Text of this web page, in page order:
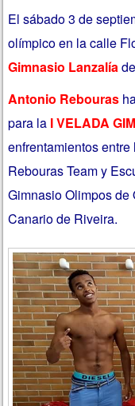
El sábado 3 de
olímpico en la calle
Gimnasio Lanzalía
Antonio Rebouras
para la I VELADA
enfrentamientos
Rebouras Team y
Gimnasio Olimpos de
Canario de Riveira.